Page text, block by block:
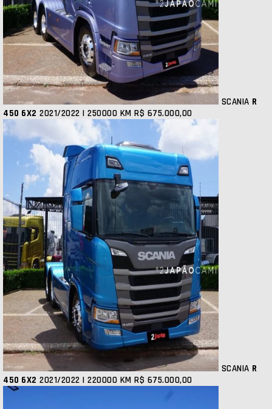
SCANIA R
450 6X2 2021/2022 | 250000 KM R$ 675.000,00
SCANIA R
450 6X2 2021/2022 | 220000 KM R$ 675.000,00